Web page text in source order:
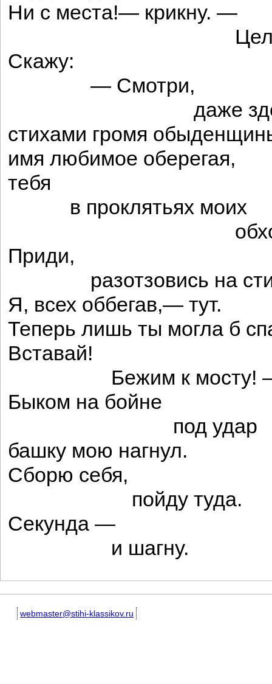
Ни с места!— крикну. —
Цел!
Скажу:
— Смотри,
даже здесь,
стихами громя
имя любимое оберегая,
тебя
в проклятьях моих
Приди,
разотзовись на
Я, всех оббегав,— тут.
Теперь лишь ты могла б
Вставай!
Бежим к мосту!
Быком на бойне
под удар
башку мою нагнул.
Сборю себя,
пойду туда.
Секунда —
и шагну.
webmaster@stihi-klassikov.ru